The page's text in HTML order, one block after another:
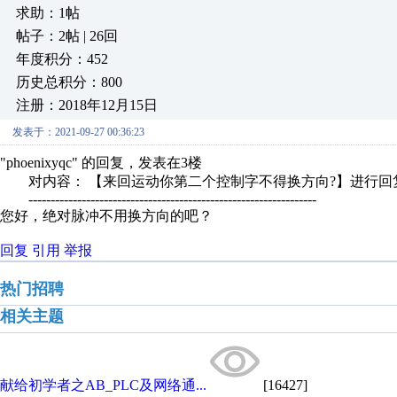
求助：1帖
帖子：2帖 | 26回
年度积分：452
历史总积分：800
注册：2018年12月15日
发表于：2021-09-27 00:36:23
"phoenixyqc" 的回复，发表在3楼
对内容： 【来回运动你第二个控制字不得换方向?】进行回
-----------------------------------------------------------------
您好，绝对脉冲不用换方向的吧？
回复 引用 举报
热门招聘
相关主题
献给初学者之AB_PLC及网络通... [16427]